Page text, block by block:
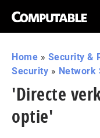
Home » Security &
Security » Network
'Directe
optie'